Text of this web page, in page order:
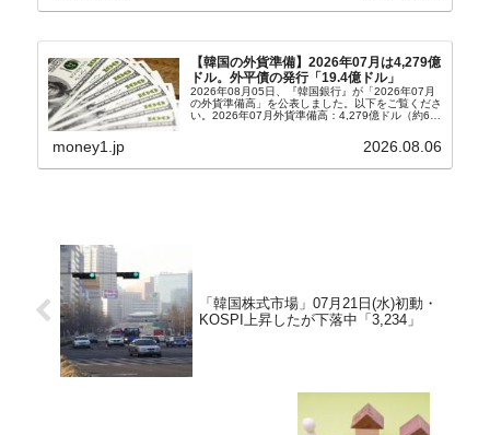
【韓国の外貨準備】2026年07月は4,279億
ドル。外平債の発行「19.4億ドル」
2026年08月05日、『韓国銀行』が「2026年07月
の外貨準備高」を公表しました。以下をご覧くださ
い。2026年07月外貨準備高：4,279億ドル（約67
money1.jp 2026.08.06
「韓国株式市場」07月21日(水)初動・
KOSPI上昇したが下落中「3,234」